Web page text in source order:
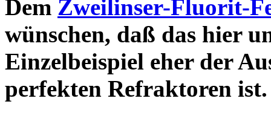
Dem Zweilinser-Fluorit-
wünschen, daß das hier
Einzelbeispiel eher der
perfekten